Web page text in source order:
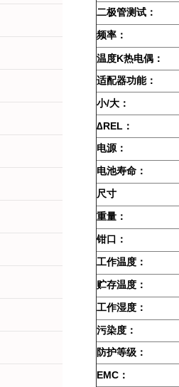
二极管测试：
频率：
温度K热电偶：
适配器功能：
小/大：
∆REL ：
电源：
电池寿命：
尺寸
重量：
钳口：
工作温度：
贮存温度：
工作湿度：
污染度：
防护等级：
EMC ：